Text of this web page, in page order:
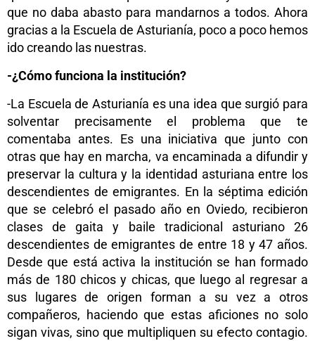
que no daba abasto para mandarnos a todos. Ahora
gracias a la Escuela de Asturianía, poco a poco hemos
ido creando las nuestras.
-¿Cómo funciona la institución?
-La Escuela de Asturianía es una idea que surgió para
solventar precisamente el problema que te
comentaba antes. Es una iniciativa que junto con
otras que hay en marcha, va encaminada a difundir y
preservar la cultura y la identidad asturiana entre los
descendientes de emigrantes. En la séptima edición
que se celebró el pasado año en Oviedo, recibieron
clases de gaita y baile tradicional asturiano 26
descendientes de emigrantes de entre 18 y 47 años.
Desde que está activa la institución se han formado
más de 180 chicos y chicas, que luego al regresar a
sus lugares de origen forman a su vez a otros
compañeros, haciendo que estas aficiones no solo
sigan vivas, sino que multipliquen su efecto contagio.